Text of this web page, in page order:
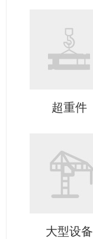
超重件
大型设备